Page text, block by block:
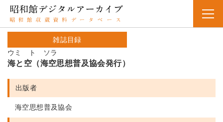
雑誌目録
ウミ ト ソラ
海と空（海空思想普及協会発行）
出版者
海空思想普及協会